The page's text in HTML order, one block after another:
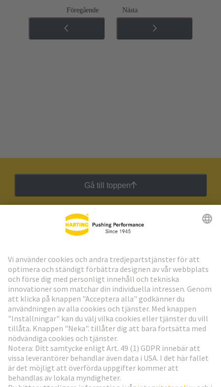
Föregående Nästa
Gå till toppen
HARTING:s nyhetsbrev
Gå till registrering
Social Media